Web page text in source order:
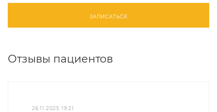
ЗАПИСАТЬСЯ
Отзывы пациентов
26.11.2025 19:21